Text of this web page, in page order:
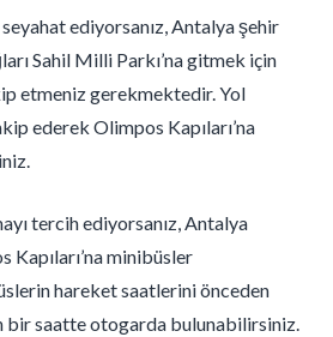
seyahat ediyorsanız, Antalya şehir
Sahil Milli Parkı’na gitmek için
etmeniz gerekmektedir. Yol
ederek Olimpos Kapıları’na
tercih ediyorsanız, Antalya
Kapıları’na minibüsler
hareket saatlerini önceden
bir saatte otogarda bulunabilirsiniz.